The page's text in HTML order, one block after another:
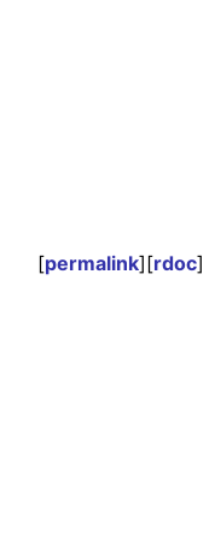
[permalink][rdoc]